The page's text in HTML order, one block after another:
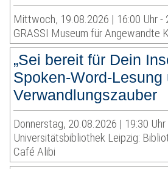
Mittwoch, 19.08.2026 | 16:00 Uhr -
GRASSI Museum für Angewandte
„Sei bereit für Dein
Spoken-Word-Lesung
Verwandlungszauber
Donnerstag, 20.08.2026 | 19:30 Uhr
Universitätsbibliothek Leipzig:
Café Alibi